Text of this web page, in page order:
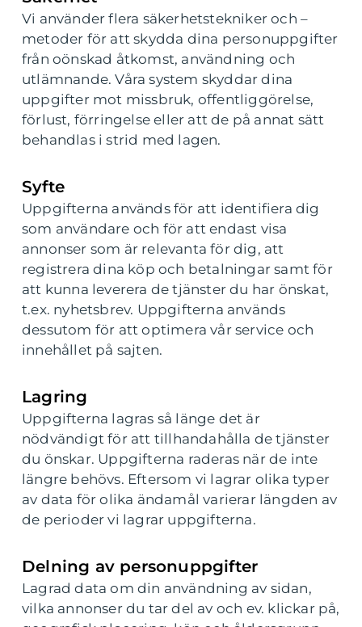
Vi använder flera säkerhetstekniker och –
metoder för att skydda dina personuppgifter
från oönskad åtkomst, användning och
utlämnande. Våra system skyddar dina
uppgifter mot missbruk, offentliggörelse,
förlust, förringelse eller att de på annat sätt
behandlas i strid med lagen.
Syfte
Uppgifterna används för att identifiera dig
som användare och för att endast visa
annonser som är relevanta för dig, att
registrera dina köp och betalningar samt för
att kunna leverera de tjänster du har önskat,
t.ex. nyhetsbrev. Uppgifterna används
dessutom för att optimera vår service och
innehållet på sajten.
Lagring
Uppgifterna lagras så länge det är
nödvändigt för att tillhandahålla de tjänster
du önskar. Uppgifterna raderas när de inte
längre behövs. Eftersom vi lagrar olika typer
av data för olika ändamål varierar längden av
de perioder vi lagrar uppgifterna.
Delning av personuppgifter
Lagrad data om din användning av sidan,
vilka annonser du tar del av och ev. klickar på,